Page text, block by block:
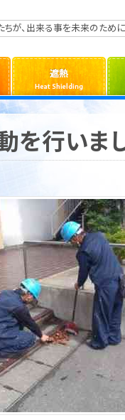
ちが、出来る事を未来のために
を行いま